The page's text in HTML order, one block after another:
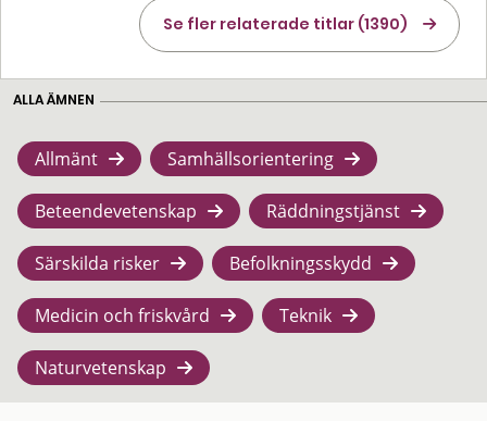
Se fler relaterade titlar (1390)
ALLA ÄMNEN
Allmänt Samhällsorientering
Beteendevetenskap Räddningstjänst
Särskilda risker Befolkningsskydd
Medicin och friskvård Teknik
Naturvetenskap